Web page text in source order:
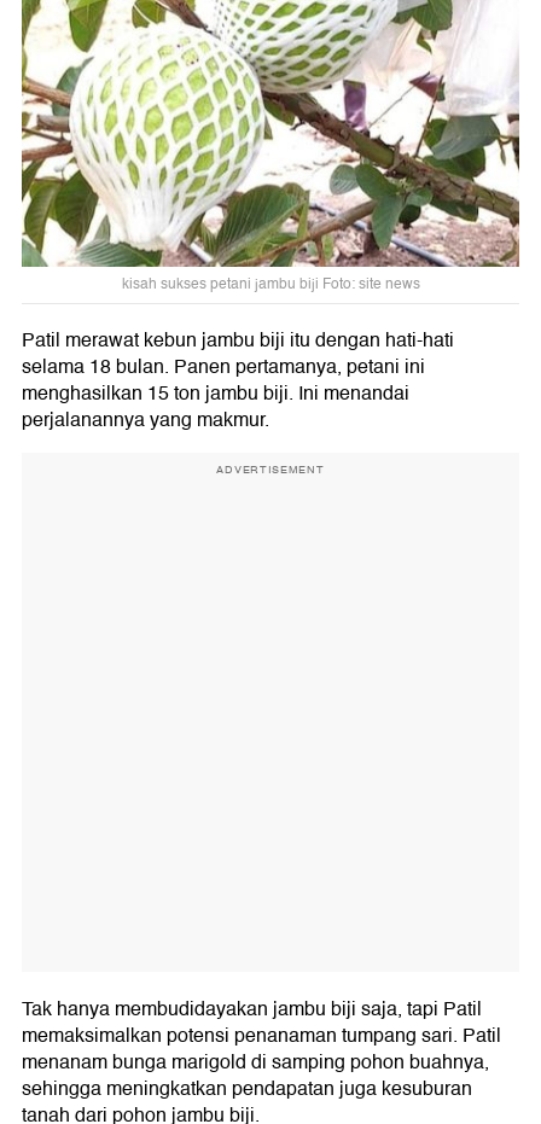
kisah sukses petani jambu biji Foto: site news
Patil merawat kebun jambu biji itu dengan hati-hati
selama 18 bulan. Panen pertamanya, petani ini
menghasilkan 15 ton jambu biji. Ini menandai
perjalanannya yang makmur.
ADVERTISEMENT
Tak hanya membudidayakan jambu biji saja, tapi Patil
memaksimalkan potensi penanaman tumpang sari. Patil
menanam bunga marigold di samping pohon buahnya,
sehingga meningkatkan pendapatan juga kesuburan
tanah dari pohon jambu biji.